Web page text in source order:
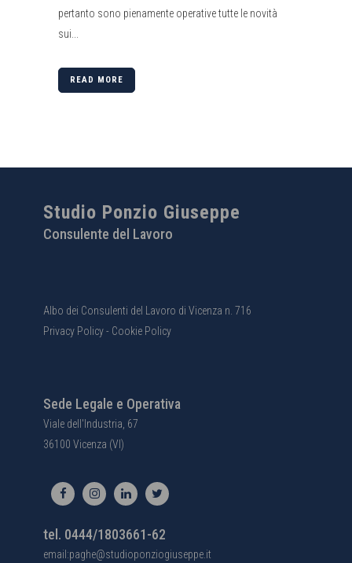
pertanto sono pienamente operative tutte le novità
sui...
READ MORE
Studio Ponzio Giuseppe
Consulente del Lavoro
Albo dei Consulenti del Lavoro di Vicenza n. 716
Privacy Policy- Cookie Policy
Sede Legale e Operativa
Viale dell'Industria, 67
36100 Vicenza (VI)
tel. 0444/1803661-62
email:paghe@studioponziogiuseppe.it